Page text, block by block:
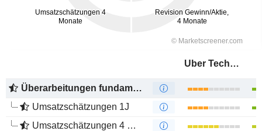
Uber Technologies, Inc.
Überarbeitungen fundamentaler Schätzungen
Umsatzschätzungen 1J
Umsatzschätzungen 4 Monate